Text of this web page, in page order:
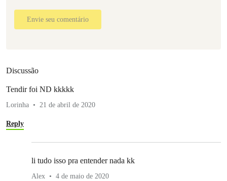
Envie seu comentário
Discussão
Tendir foi ND kkkkk
Lorinha 21 de abril de 2020
Reply
li tudo isso pra entender nada kk
Alex 4 de maio de 2020